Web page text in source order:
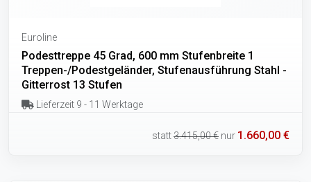
Euroline
Podesttreppe 45 Grad, 600 mm Stufenbreite 1
Treppen-/Podestgeländer, Stufenausführung Stahl -
Gitterrost 13 Stufen
Lieferzeit 9 - 11 Werktage
statt3.415,00 € nur 1.660,00 €